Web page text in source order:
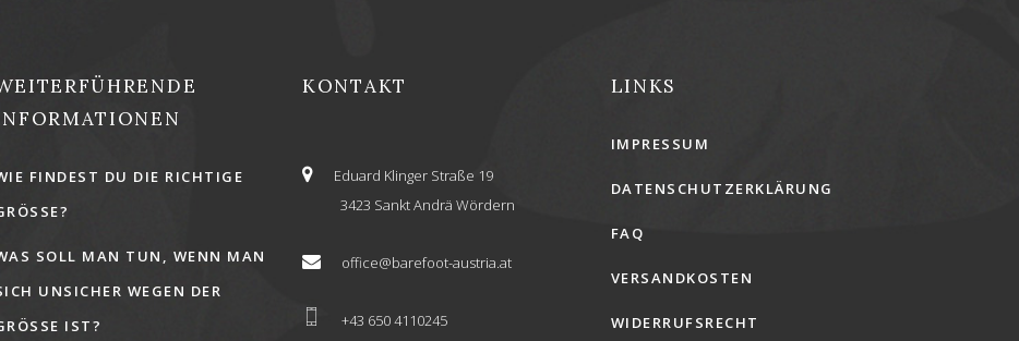
FINDEST DU DIE RICHTIGE
SOLL MAN TUN, WENN MAN
UNSICHER WEGEN DER
IST?
KONTAKT
Eduard Klinger Straße 19
3423 Sankt Andrä Wördern
office@barefoot-austria.at
+43 650 4110245
LINKS
IMPRESSUM
DATENSCHUTZERKLÄRUNG
FAQ
VERSANDKOSTEN
WIDERRUFSRECHT